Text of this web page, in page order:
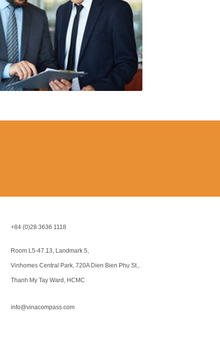
+84 (0)28 3636 1118
Room L5-47.13, Landmark 5,
Vinhomes Central Park, 720A Dien Bien Phu St.,
Thanh My Tay Ward, HCMC
info@vinacompass.com